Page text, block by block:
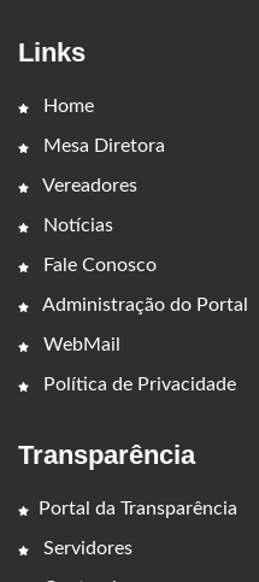
Links
Home
Mesa Diretora
Vereadores
Notícias
Fale Conosco
Administração do Portal
WebMail
Política de Privacidade
Transparência
Portal da Transparência
Servidores